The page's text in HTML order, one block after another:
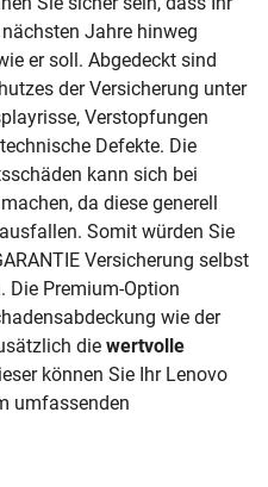
Jahre hinweg
er soll. Abgedeckt sind
der Versicherung unter
Verstopfungen
Defekte. Die
kann sich bei
da diese generell
Somit würden Sie
Versicherung selbst
Die Premium-Option
wie der
die wertvolle
können Sie Ihr Lenovo
umfassenden